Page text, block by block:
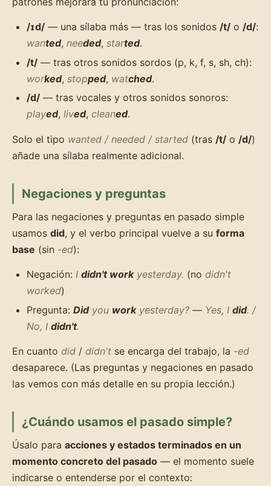
/ɪd/ — una sílaba más — tras los sonidos /t/ o /d/:
wanted, needed, started.
/t/ — tras otros sonidos sordos (p, k, f, s, sh, ch):
worked, stopped, watched.
/d/ — tras vocales y otros sonidos sonoros:
played, lived, cleaned.
Solo el tipo wanted / needed / started (tras /t/ o /d/)
añade una sílaba realmente adicional.
Negaciones y preguntas
Para las negaciones y preguntas en pasado simple
usamos did, y el verbo principal vuelve a su forma
base (sin -ed):
Negación: I didn't workyesterday. (no didn't
worked)
Pregunta: Didyou workyesterday? — Yes, I did. /
No, I didn't.
En cuanto did / didn't se encarga del trabajo, la -ed
desaparece. (Las preguntas y negaciones en pasado
las vemos con más detalle en su propia lección.)
¿Cuándo usamos el pasado simple?
Úsalo para acciones y estados terminados en un
momento concreto del pasado — el momento suele
indicarse o entenderse por el contexto: